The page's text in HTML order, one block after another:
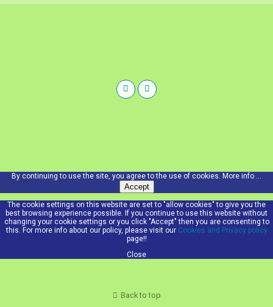
By continuing to use the site, you agree to the use of cookies. More info ...
Accept
The cookie settings on this website are set to "allow cookies" to give you the
best browsing experience possible. If you continue to use this website without
changing your cookie settings or you click "Accept" then you are consenting to
this. For more info about our policy, please visit our Cookies and Privacy policy
page!!
Close
Back to top